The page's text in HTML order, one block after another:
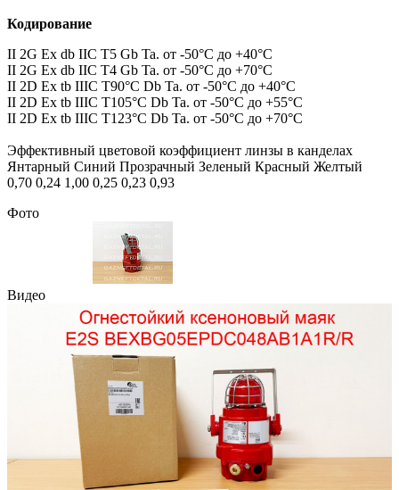
Кодирование
II 2G Ex db IIC T5 Gb Ta. от -50°C до +40°C
II 2G Ex db IIC T4 Gb Ta. от -50°C до +70°C
II 2D Ex tb IIIC T90°C Db Ta. от -50°C до +40°C
II 2D Ex tb IIIC T105°C Db Ta. от -50°C до +55°C
II 2D Ex tb IIIC T123°C Db Ta. от -50°C до +70°C
Эффективный цветовой коэффициент линзы в канделах
Янтарный Синий Прозрачный Зеленый Красный Желтый
0,70 0,24 1,00 0,25 0,23 0,93
Фото
Видео